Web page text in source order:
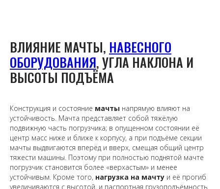
ВЛИЯНИЕ МАЧТЫ, НАВЕСНОГО
ОБОРУДОВАНИЯ, УГЛА НАКЛОНА И
ВЫСОТЫ ПОДЪЁМА
Конструкция и состояние мачты напрямую влияют на
устойчивость. Мачта представляет собой тяжёлую
подвижную часть погрузчика; в опущенном состоянии её
центр масс ниже и ближе к корпусу, а при подъёме секции
мачты выдвигаются вперёд и вверх, смещая общий центр
тяжести машины. Поэтому при полностью поднятой мачте
погрузчик становится более «верхастым» и менее
устойчивым. Кроме того, нагрузка на мачту и её прогиб
увеличиваются с высотой, и паспортная грузоподъёмность